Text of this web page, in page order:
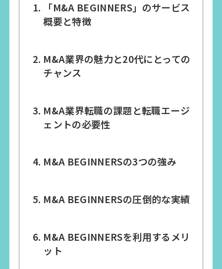
「M&A BEGINNERS」のサービス
概要と特徴
M&A業界の魅力と20代にとっての
チャンス
M&A業界転職の課題と転職エージ
ェントの必要性
M&A BEGINNERSの3つの強み
M&A BEGINNERSの圧倒的な実績
M&A BEGINNERSを利用するメリ
ット